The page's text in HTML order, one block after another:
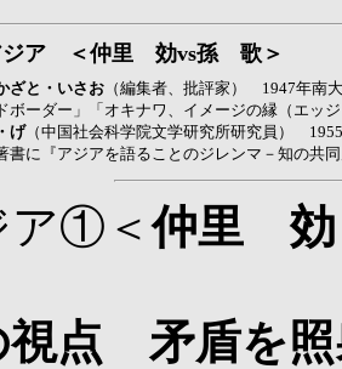
ア ＜仲里 効vs孫 歌＞
ざと・いさお （編集者、批評家） 1947年南
ボーダー」「オキナワ、イメージの縁（エッ
げ（中国社会科学院文学研究所研究員）
書に『アジアを語ることのジレンマ－知の共
ア①＜仲里 効
視点 矛盾を照